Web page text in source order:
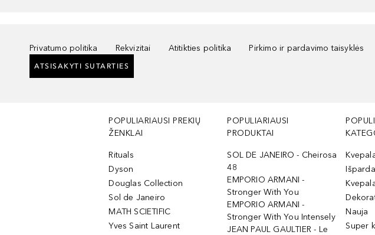
Privatumo politika Rekvizitai Atitikties politika Pirkimo ir pardavimo taisyklės
ATSISAKYTI SUTARTIES
POPULIARIAUSI PREKIŲ
ŽENKLAI
Rituals
Dyson
Douglas Collection
Sol de Janeiro
MATH SCIETIFIC
Yves Saint Laurent
POPULIARIAUSI
PRODUKTAI
SOL DE JANEIRO - Cheirosa
48
EMPORIO ARMANI -
Stronger With You
EMPORIO ARMANI -
Stronger With You Intensely
JEAN PAUL GAULTIER - Le
Nauja
Super